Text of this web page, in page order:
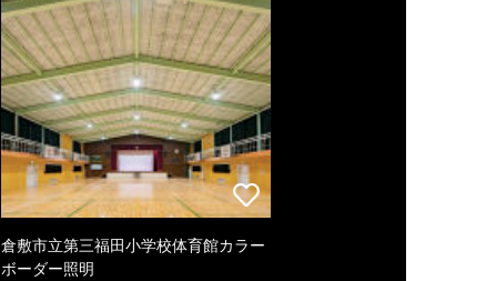
倉敷市立第三福田小学校体育館カラー
ボーダー照明